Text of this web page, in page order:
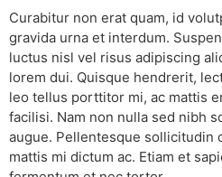
Curabitur non erat quam, id
gravida urna et interdum.
luctus nisl vel risus adipiscing
lorem dui. Quisque hendrerit,
leo tellus porttitor mi, ac mattis
facilisi. Nam non nulla sed nibh
augue. Pellentesque sollicitudin
mattis mi dictum ac. Etiam et